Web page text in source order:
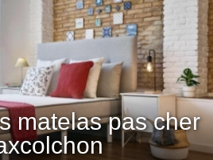
matelas pas cher